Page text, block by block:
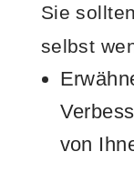
Sie
selbst
von